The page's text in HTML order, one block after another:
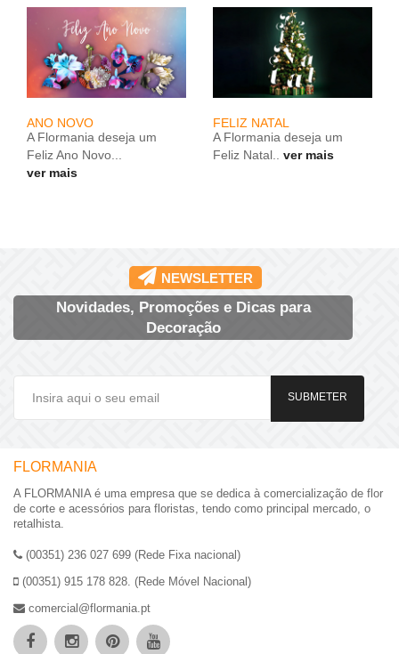
ANO NOVO
A Flormania deseja um
Feliz Ano Novo...
ver mais
FELIZ NATAL
A Flormania deseja um
Feliz Natal..
ver mais
NEWSLETTER
Novidades, Promoções e Dicas para
Decoração
SUBMETER
FLORMANIA
A FLORMANIA é uma empresa que se dedica à comercialização de flor
de corte e acessórios para floristas, tendo como principal mercado, o
retalhista.
(00351) 236 027 699 (Rede Fixa nacional)
(00351) 915 178 828. (Rede Móvel Nacional)
comercial@flormania.pt